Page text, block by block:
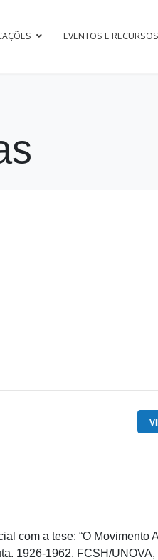
EVENTOS E RECURSOS
com a tese: “O Movimento
1926-1962. FCSH/UNOVA,